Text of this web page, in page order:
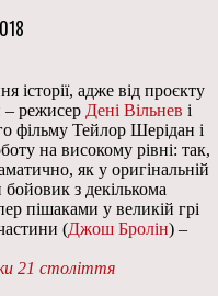
історії, адже від проєкту
– режисер Дені Вільнев і
фільму Тейлор Шерідан і
на високому рівні: так,
як у оригінальній
бойовик з декількома
пішаками у великій грі
(Джош Бролін) –
21 століття